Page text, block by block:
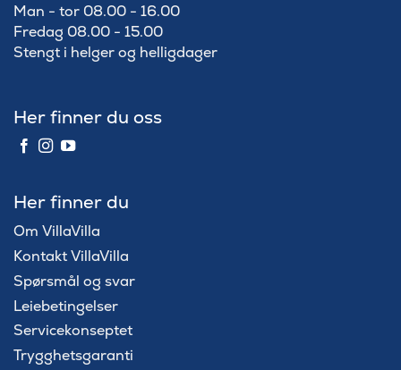
Man - tor 08.00 - 16.00
Fredag 08.00 - 15.00
Stengt i helger og helligdager
Her finner du oss
Her finner du
Om VillaVilla
Kontakt VillaVilla
Spørsmål og svar
Leiebetingelser
Servicekonseptet
Trygghetsgaranti